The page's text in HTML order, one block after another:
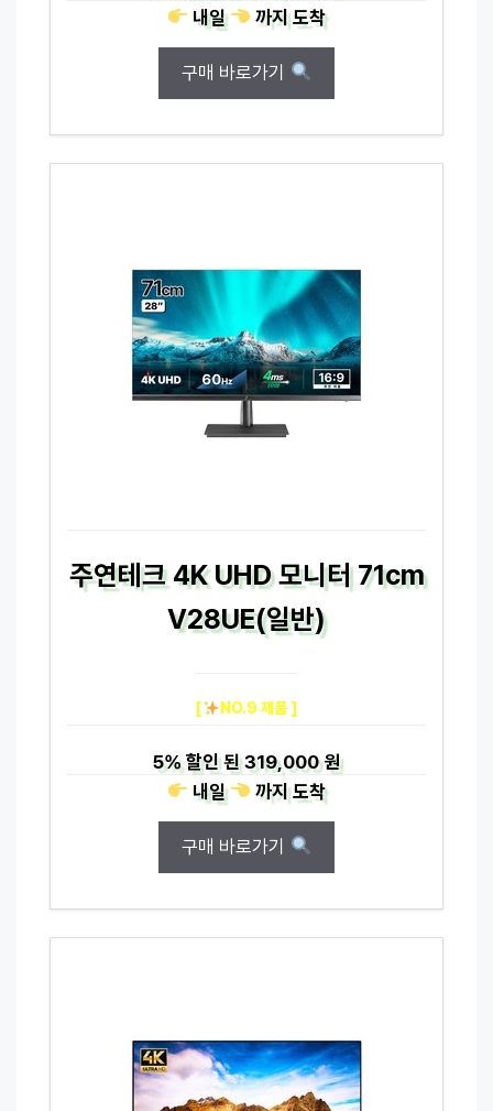
내일
까지도착
구매 바로가기
주연테크 4K UHD 모니터 71cm
V28UE(일반)
[ NO.9 제품 ]
5%할인 된319,000 원
내일
까지도착
구매 바로가기